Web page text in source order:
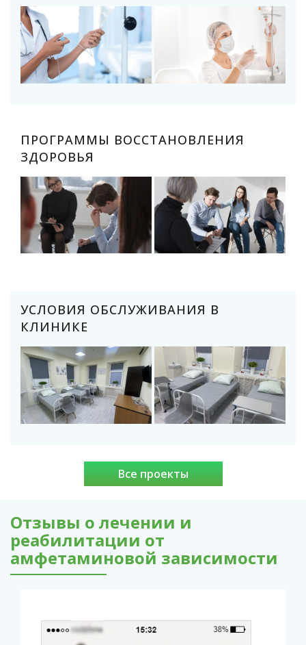
ПРОГРАММЫ ВОССТАНОВЛЕНИЯ
ЗДОРОВЬЯ
УСЛОВИЯ ОБСЛУЖИВАНИЯ В
КЛИНИКЕ
Все проекты
Отзывы о лечении и
реабилитации от
амфетаминовой зависимости